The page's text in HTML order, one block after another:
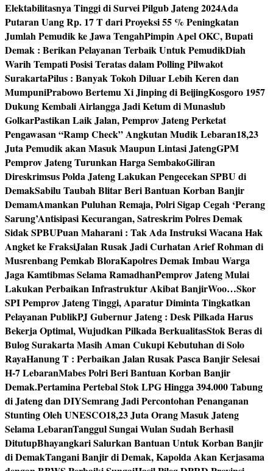
Elektabilitasnya Tinggi di Survei Pilgub Jateng 2024Ada
Putaran Uang Rp. 17 T dari Proyeksi 55 % Peningkatan
Jumlah Pemudik ke Jawa TengahPimpin Apel OKC, Bupati
Demak : Berikan Pelayanan Terbaik Untuk PemudikDiah
Warih Tempati Posisi Teratas dalam Polling Pilwakot
SurakartaPilus : Banyak Tokoh Diluar Lebih Keren dan
MumpuniPrabowo Bertemu Xi Jinping di BeijingKosgoro 1957
Dukung Kembali Airlangga Jadi Ketum di Munaslub
GolkarPastikan Laik Jalan, Pemprov Jateng Perketat
Pengawasan “Ramp Check” Angkutan Mudik Lebaran18,23
Juta Pemudik akan Masuk Maupun Lintasi JatengGPM
Pemprov Jateng Turunkan Harga SembakoGiliran
Direskrimsus Polda Jateng Lakukan Pengecekan SPBU di
DemakSabilu Taubah Blitar Beri Bantuan Korban Banjir
DemamAmankan Puluhan Remaja, Polri Sigap Cegah ‘Perang
Sarung’Antisipasi Kecurangan, Satreskrim Polres Demak
Sidak SPBUPuan Maharani : Tak Ada Instruksi Wacana Hak
Angket ke FraksiJalan Rusak Jadi Curhatan Arief Rohman di
Musrenbang Pemkab BloraKapolres Demak Imbau Warga
Jaga Kamtibmas Selama RamadhanPemprov Jateng Mulai
Lakukan Perbaikan Infrastruktur Akibat BanjirWoo…Skor
SPI Pemprov Jateng Tinggi, Aparatur Diminta Tingkatkan
Pelayanan PublikPJ Gubernur Jateng : Desk Pilkada Harus
Bekerja Optimal, Wujudkan Pilkada BerkualitasStok Beras di
Bulog Surakarta Masih Aman Cukupi Kebutuhan di Solo
RayaHanung T : Perbaikan Jalan Rusak Pasca Banjir Selesai
H-7 LebaranMabes Polri Beri Bantuan Korban Banjir
Demak.Pertamina Pertebal Stok LPG Hingga 394.000 Tabung
di Jateng dan DIYSemrang Jadi Percontohan Penanganan
Stunting Oleh UNESCO18,23 Juta Orang Masuk Jateng
Selama LebaranTanggul Sungai Wulan Sudah Berhasil
DitutupBhayangkari Salurkan Bantuan Untuk Korban Banjir
di DemakTangani Banjir di Demak, Kapolda Akan Kerjasama